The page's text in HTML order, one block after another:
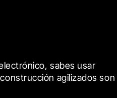
sabes usar
agilizados son